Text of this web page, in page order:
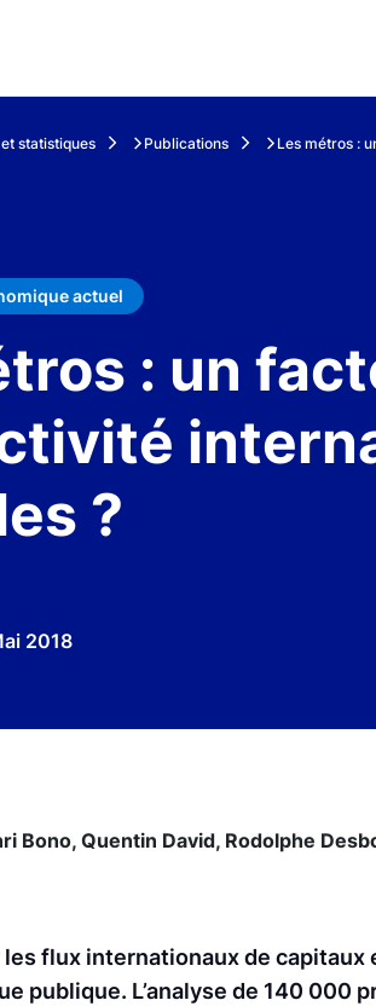
statistiques Publications Les métros :
actuel
: un
?
2018
Bono, Quentin David, Rodolphe
flux internationaux de
publique. L’analyse de 140